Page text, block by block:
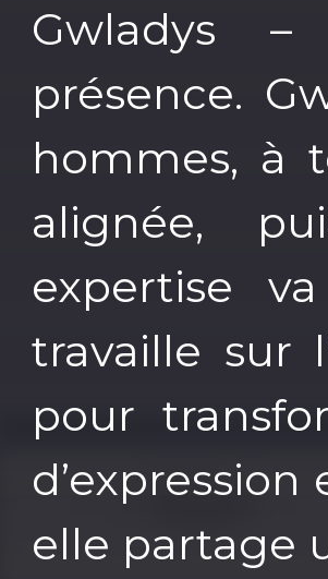
Gwladys
présence.
hommes, à
alignée,
expertise
travaille sur
pour
elle partage